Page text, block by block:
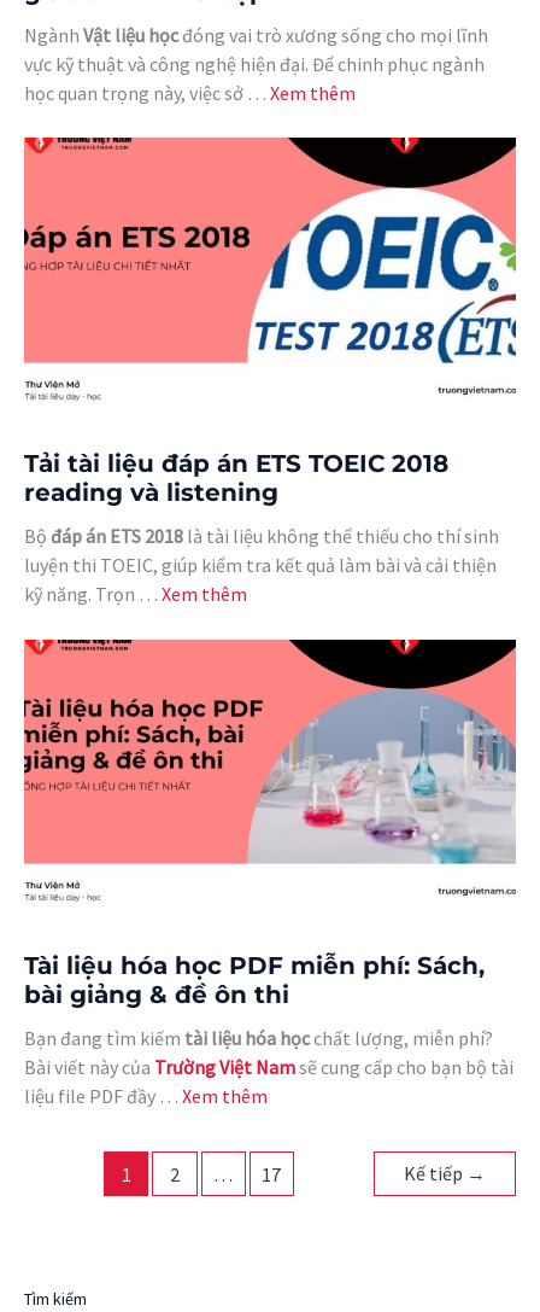
Ngành Vật liệu họcđóng vai trò xương sống cho mọi lĩnh
vực kỹ thuật và công nghệ hiện đại. Để chinh phục ngành
học quan trọng này, việc sở … Xem thêm
Tải tài liệu đáp án ETS TOEIC 2018
reading và listening
Bộ đáp án ETS 2018 là tài liệu không thể thiếu cho thí sinh
luyện thi TOEIC, giúp kiểm tra kết quả làm bài và cải thiện
kỹ năng. Trọn … Xem thêm
Tài liệu hóa học PDF miễn phí: Sách,
bài giảng & đề ôn thi
Bạn đang tìm kiếm tài liệu hóa họcchất lượng, miễn phí?
Bài viết này của Trường Việt Namsẽ cung cấp cho bạn bộ tài
liệu file PDF đầy … Xem thêm
1 2 … 17 Kế tiếp →
Tìm kiếm